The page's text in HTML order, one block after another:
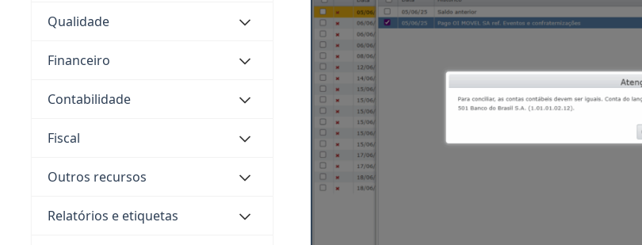
Qualidade
Financeiro
Contabilidade
Fiscal
Outros recursos
Relatórios e etiquetas